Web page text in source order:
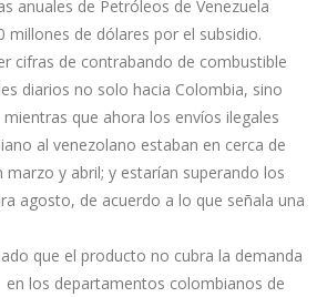
anuales de Petróleos de Venezuela
millones de dólares por el subsidio.
cifras de contrabando de combustible
diarios no solo hacia Colombia, sino
mientras que ahora los envíos ilegales
al venezolano estaban en cerca de
marzo y abril; y estarían superando los
agosto, de acuerdo a lo que señala una
que el producto no cubra la demanda
los departamentos colombianos de